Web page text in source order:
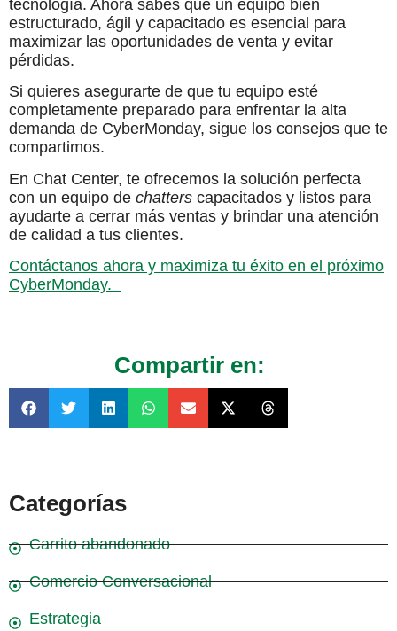
tecnología. Ahora sabes que un equipo bien
estructurado, ágil y capacitado es esencial para
maximizar las oportunidades de venta y evitar
pérdidas.
Si quieres asegurarte de que tu equipo esté
completamente preparado para enfrentar la alta
demanda de CyberMonday, sigue los consejos que te
compartimos.
En Chat Center, te ofrecemos la solución perfecta
con un equipo de chatters capacitados y listos para
ayudarte a cerrar más ventas y brindar una atención
de calidad a tus clientes.
Contáctanos ahora y maximiza tu éxito en el próximo
CyberMonday.
Compartir en:
Categorías
Carrito abandonado
Comercio Conversacional
Estrategia